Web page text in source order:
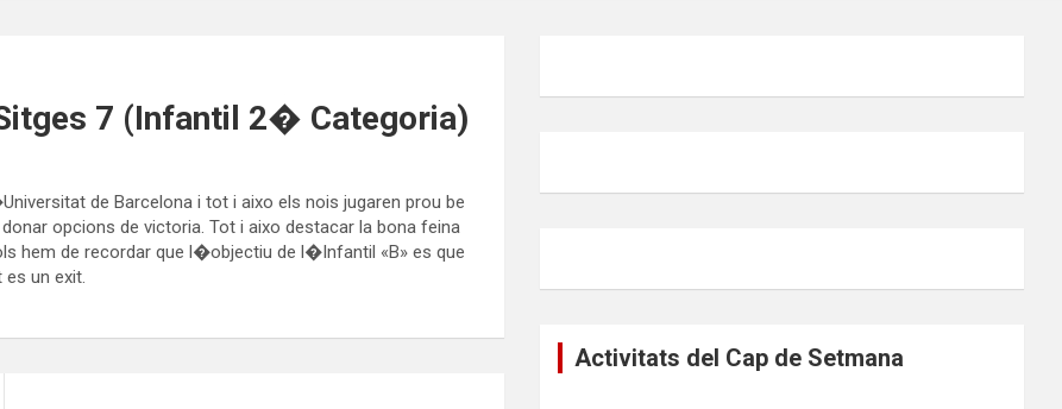
7 (Infantil 2� Categoria)
de Barcelona i tot i aixo els nois jugaren prou be
opcions de victoria. Tot i aixo destacar la bona feina
hem de recordar que l�objectiu de l�Infantil «B» es que
es un exit.
Activitats del Cap de Setmana